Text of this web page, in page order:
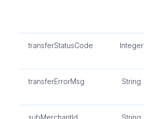
transferStatusCode Integer
transferErrorMsg String
subMerchantId String